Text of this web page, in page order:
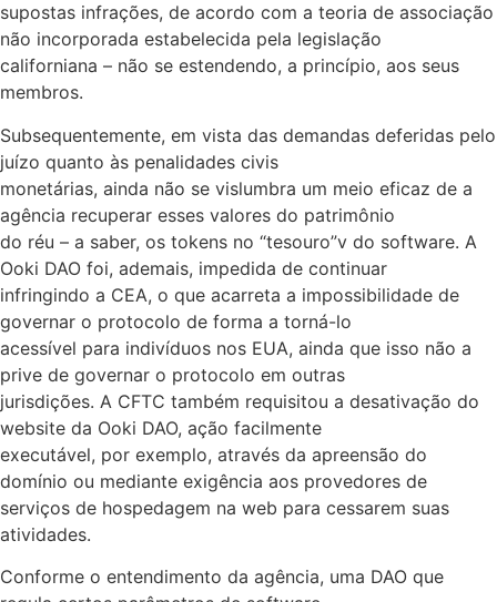
supostas infrações, de acordo com a teoria de associação
não incorporada estabelecida pela legislação
californiana – não se estendendo, a princípio, aos seus
membros.
Subsequentemente, em vista das demandas deferidas pelo
juízo quanto às penalidades civis
monetárias, ainda não se vislumbra um meio eficaz de a
agência recuperar esses valores do patrimônio
do réu – a saber, os tokens no “tesouro”v do software. A
Ooki DAO foi, ademais, impedida de continuar
infringindo a CEA, o que acarreta a impossibilidade de
governar o protocolo de forma a torná-lo
acessível para indivíduos nos EUA, ainda que isso não a
prive de governar o protocolo em outras
jurisdições. A CFTC também requisitou a desativação do
website da Ooki DAO, ação facilmente
executável, por exemplo, através da apreensão do
domínio ou mediante exigência aos provedores de
serviços de hospedagem na web para cessarem suas
atividades.
Conforme o entendimento da agência, uma DAO que